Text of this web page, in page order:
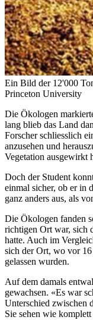
Ein Bild der 12'000
Princeton University
Die Ökologen
lang blieb das Land
Forscher schliesslich
anzusehen und
Vegetation ausgewirkt
Doch der Student
einmal sicher, ob er in
ganz anders aus, als
Die Ökologen fanden
richtigen Ort war, sich
hatte. Auch im
sich der Ort, wo vor
gelassen wurden.
Auf dem damals
gewachsen. «Es war
Unterschied zwischen
Sie sehen wie